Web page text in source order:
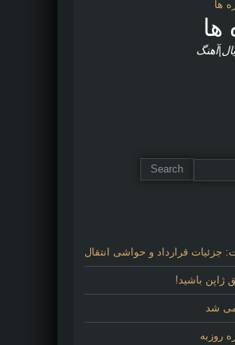
ها
جزئیات قرارداد و حواشی انتقال
ژاپن باشید!
شد
روزبه